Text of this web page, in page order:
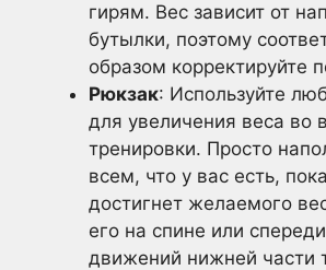
гирям. Вес зависит от
бутылки, поэтому
образом корректируйте
Рюкзак: Используйте
для увеличения веса во
тренировки. Просто
всем, что у вас есть,
достигнет желаемого
его на спине или
движений нижней части